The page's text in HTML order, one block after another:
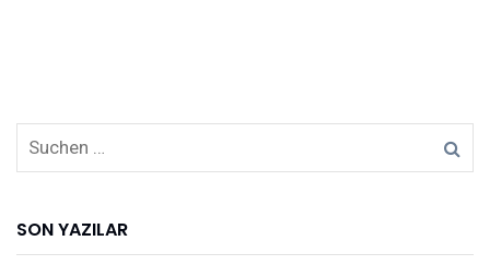
SON YAZILAR